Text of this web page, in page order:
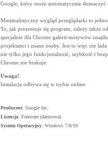
Google, który może automatycznie tłumaczyć
Minimalistyczny wygląd przeglądarki to
To, jak prezentuje się program, zależy także
specjalnie dla Chrome galerii motywów
projektanci i znane osoby. Jest to więc nie
nie tylko jego funkcjonalność, szybkość i
Chrome nie brakuje.
Uwaga!
Instalacja odbywa się w trybie online.
Producent: Google Inc.
Licencja: Freeware (darmowa)
System Operacyjny: Windows 7/8/10